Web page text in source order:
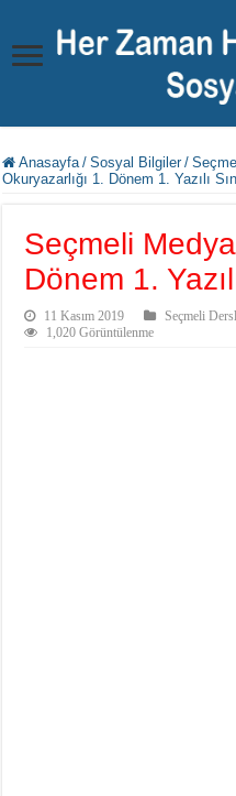
Anasayfa / Sosyal Bilgiler /
Okuryazarlığı 1. Dönem 1. Yazılı
Seçmeli
Dönem 1.
11 Kasım 2019 Seçmeli
1,020 Görüntülenme